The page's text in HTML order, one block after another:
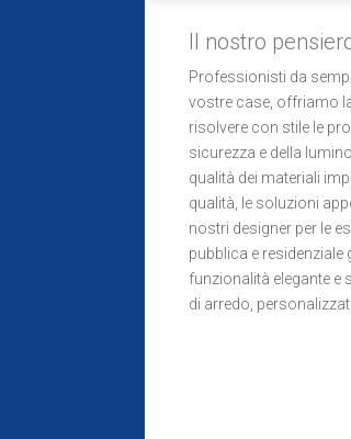
Il nostro
Professionisti da
vostre case, offriamo
risolvere con stile le
sicurezza e della
qualità dei materiali
qualità, le soluzioni
nostri designer per le
pubblica e
funzionalità elegante e
di arredo,